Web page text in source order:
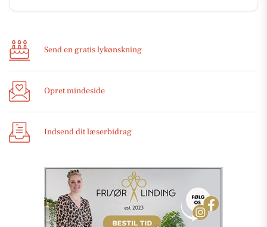
Send en gratis lykønskning
Opret mindeside
Indsend dit læserbidrag